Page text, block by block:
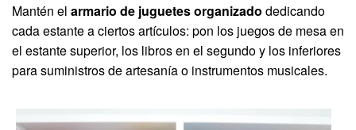
Mantén el armario de juguetes organizado dedicando
cada estante a ciertos artículos: pon los juegos de mesa en
el estante superior, los libros en el segundo y los inferiores
para suministros de artesanía o instrumentos musicales.